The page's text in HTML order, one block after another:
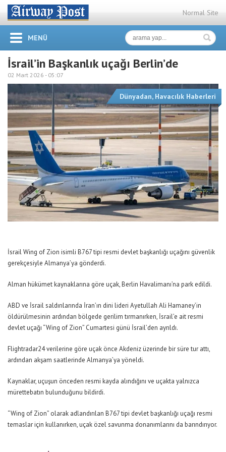
Normal Site
MENÜ
İsrail’in Başkanlık uçağı Berlin’de
02 Mart 2026 - 05:07
Dünyadan, Havacılık Haberleri
İsrail Wing of Zion isimli B767 tipi resmi devlet başkanlığı uçağını güvenlik
gerekçesiyle Almanya’ya gönderdi.
Alman hükümet kaynaklarına göre uçak, Berlin Havalimanı’na park edildi.
ABD ve İsrail saldırılarında İran’ın dini lideri Ayetullah Ali Hamaney’in
öldürülmesinin ardından bölgede gerilim tırmanırken, İsrail’e ait resmi
devlet uçağı “Wing of Zion” Cumartesi günü İsrail’den ayrıldı.
Flightradar24 verilerine göre uçak önce Akdeniz üzerinde bir süre tur attı,
ardından akşam saatlerinde Almanya’ya yöneldi.
Kaynaklar, uçuşun önceden resmi kayda alındığını ve uçakta yalnızca
mürettebatın bulunduğunu bildirdi.
“Wing of Zion” olarak adlandırılan B767 tipi devlet başkanlığı uçağı resmi
temaslar için kullanırken, uçak özel savunma donanımlarını da barındırıyor.